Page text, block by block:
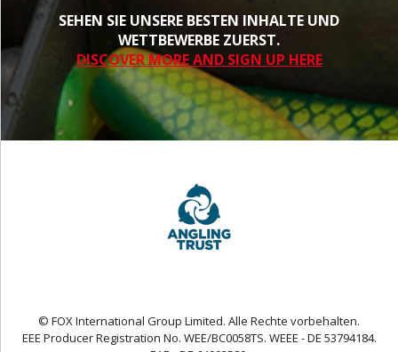
SEHEN SIE UNSERE BESTEN INHALTE UND
WETTBEWERBE ZUERST.
DISCOVER MORE AND SIGN UP HERE
© FOX International Group Limited. Alle Rechte vorbehalten.
EEE Producer Registration No. WEE/BC0058TS. WEEE - DE 53794184.